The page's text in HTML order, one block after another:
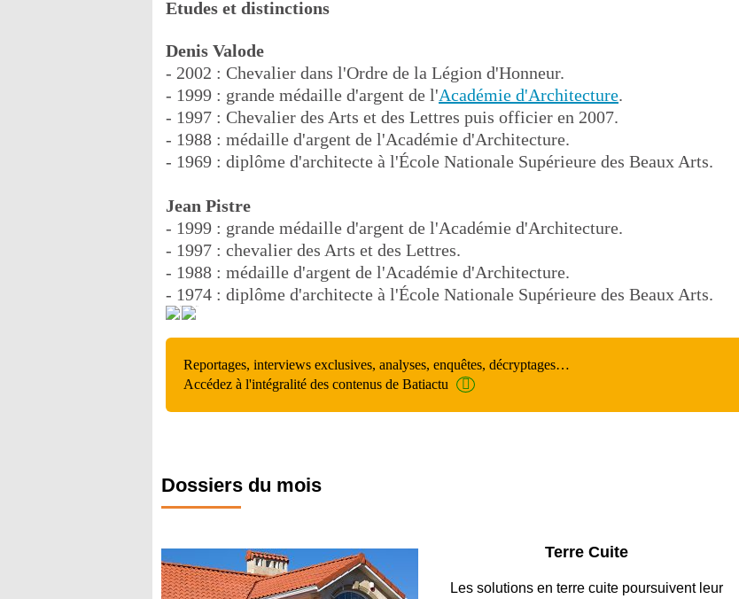
Etudes et distinctions
Denis Valode
- 2002 : Chevalier dans l'Ordre de la Légion d'Honneur.
- 1999 : grande médaille d'argent de l'Académie d'Architecture.
- 1997 : Chevalier des Arts et des Lettres puis officier en 2007.
- 1988 : médaille d'argent de l'Académie d'Architecture.
- 1969 : diplôme d'architecte à l'École Nationale Supérieure des Beaux Arts.
Jean Pistre
- 1999 : grande médaille d'argent de l'Académie d'Architecture.
- 1997 : chevalier des Arts et des Lettres.
- 1988 : médaille d'argent de l'Académie d'Architecture.
- 1974 : diplôme d'architecte à l'École Nationale Supérieure des Beaux Arts.
Reportages, interviews exclusives, analyses, enquêtes, décryptages…
Accédez à l'intégralité des contenus de Batiactu
Dossiers du mois
Parking et garages
Entre circulation, sécurisation des accès, durabilité